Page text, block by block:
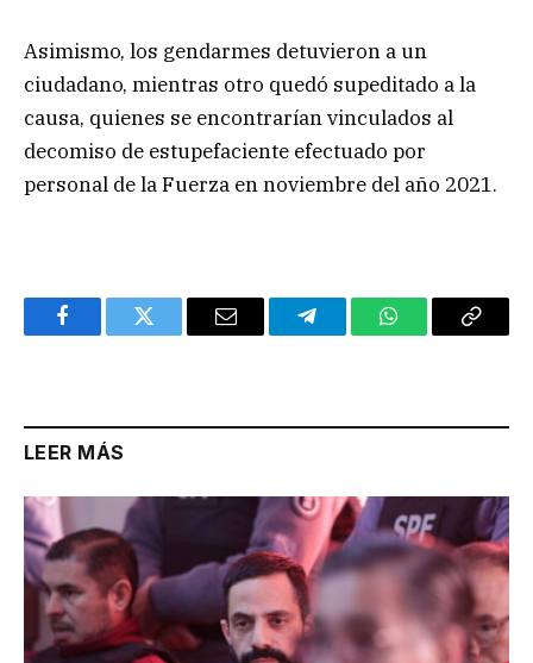
Asimismo, los gendarmes detuvieron a un
ciudadano, mientras otro quedó supeditado a la
causa, quienes se encontrarían vinculados al
decomiso de estupefaciente efectuado por
personal de la Fuerza en noviembre del año 2021.
FacebookTwitter Email TelegramWhatsAppCopy
LEER MÁS